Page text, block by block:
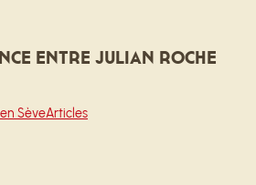
entre Julian Roche
SèveArticles